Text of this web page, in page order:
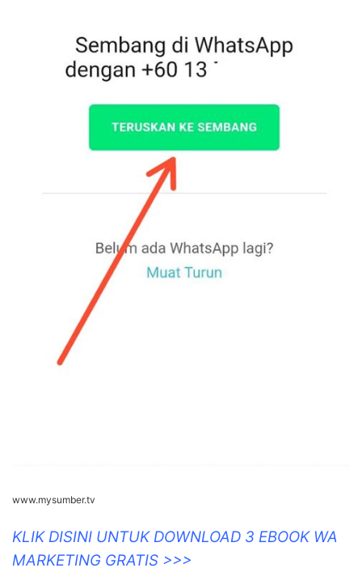
www.mysumber.tv
KLIK DISINI UNTUK DOWNLOAD 3 EBOOK WA
MARKETING GRATIS >>>